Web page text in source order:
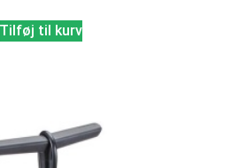
Tilføj til kurv